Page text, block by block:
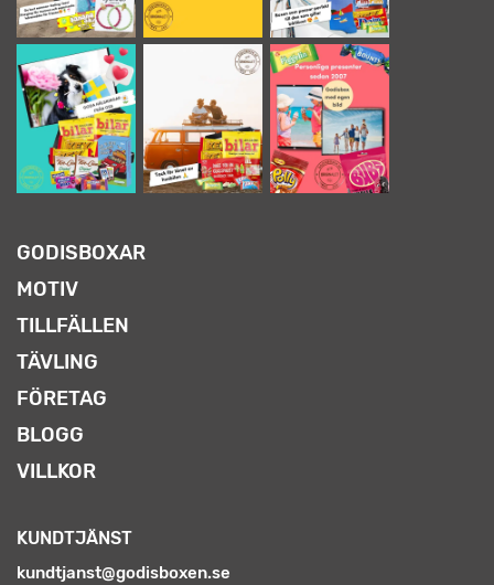
GODISBOXAR
MOTIV
TILLFÄLLEN
TÄVLING
FÖRETAG
BLOGG
VILLKOR
KUNDTJÄNST
kundtjanst@godisboxen.se